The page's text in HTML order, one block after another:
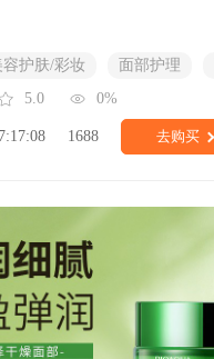
容护肤/彩妆 面部护理
5.0 0%
1688 去购买